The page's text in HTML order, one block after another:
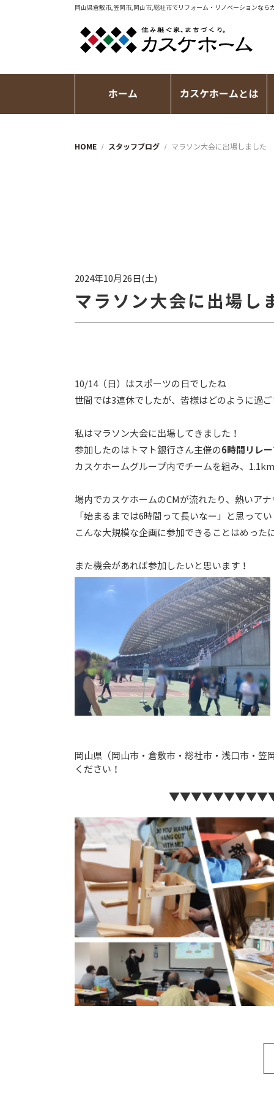
岡山県倉敷市,笠岡市,岡山市,総社市でリフォーム・リノベーションなら
ホーム カスケホームとは
HOME スタッフブログ マラソン大会に出場しました
2024年10月26日(土)
マラソン大会に出場し
10/14（日）はスポーツの日でしたね
世間では3連休でしたが、皆様はどのように過
私はマラソン大会に出場してきました！
参加したのはトマト銀行さん主催の6時間リレ
カスケホームグループ内でチームを組み、
場内でカスケホームのCMが流れたり、熱いア
「始まるまでは6時間って長いなー」と思って
こんな大規模な企画に参加できることはめっ
また機会があれば参加したいと思います！
岡山県（岡山市・倉敷市・総社市・浅口市・
ください！